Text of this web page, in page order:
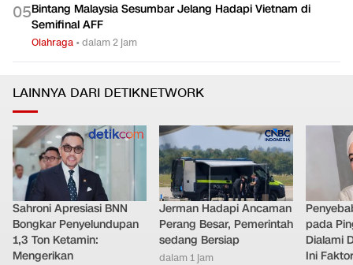
05Bintang Malaysia Sesumbar Jelang Hadapi Vietnam di
Semifinal AFF
Olahraga •dalam 2 jam
LAINNYA DARI DETIKNETWORK
Sahroni Apresiasi BNN
Bongkar Penyelundupan
1,3 Ton Ketamin:
Mengerikan
Jerman Hadapi Ancaman
Perang Besar, Pemerintah
sedang Bersiap
dalam 1 jam
pada
Dialami
Ini